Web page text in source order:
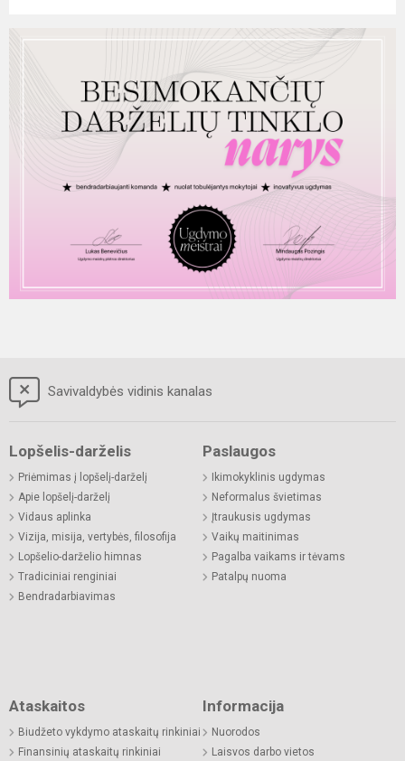
Savivaldybės vidinis kanalas
Lopšelis-darželis
Priėmimas į lopšelį-darželį
Apie lopšelį-darželį
Vidaus aplinka
Vizija, misija, vertybės, filosofija
Lopšelio-darželio himnas
Tradiciniai renginiai
Bendradarbiavimas
Paslaugos
Ikimokyklinis ugdymas
Neformalus švietimas
Įtraukusis ugdymas
Vaikų maitinimas
Pagalba vaikams ir tėvams
Patalpų nuoma
Ataskaitos
Biudžeto vykdymo ataskaitų rinkiniai
Finansinių ataskaitų rinkiniai
Informacija
Nuorodos
Laisvos darbo vietos